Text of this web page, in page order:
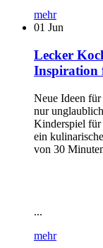
mehr
01 Jun
Lecker
Inspiration
Neue Ideen
nur
Kinderspiel für
ein
von 30
...
mehr